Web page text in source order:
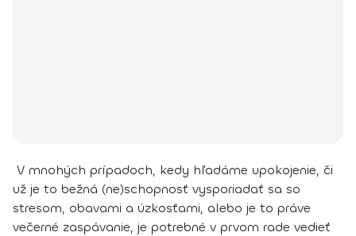
V mnohých prípadoch, kedy hľadáme upokojenie, či
už je to bežná (ne)schopnosť vysporiadať sa so
stresom, obavami a úzkosťami, alebo je to práve
večerné zaspávanie, je potrebné v prvom rade vedieť